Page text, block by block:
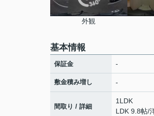
外観
基本情報
保証金 -
敷金積み増し -
間取り / 詳細
1LDK
LDK 9.8帖/